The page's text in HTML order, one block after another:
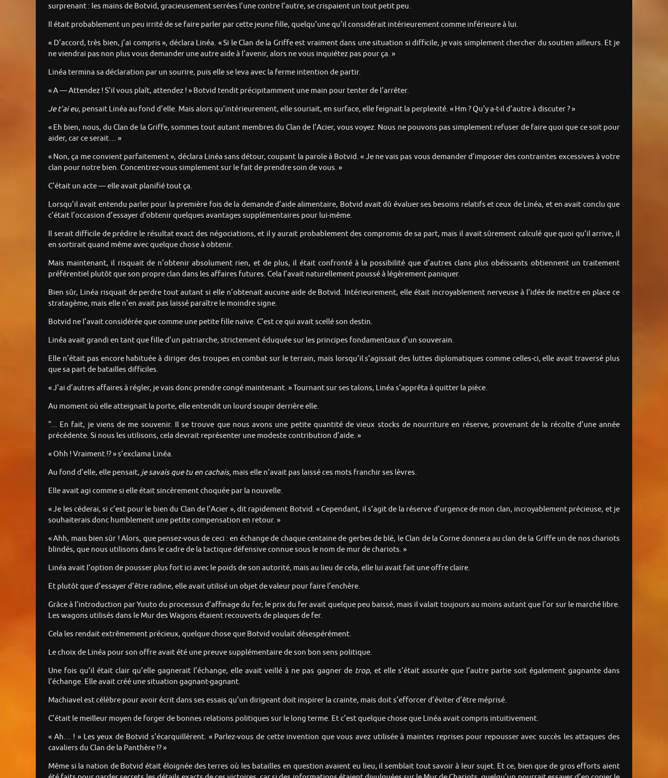
surprenant : les mains de Botvid, gracieusement serrées l’une contre l’autre, se crispaient un tout petit peu.
Il était probablement un peu irrité de se faire parler par cette jeune fille, quelqu’une qu’il considérait intérieurement comme inférieure à lui.
« D’accord, très bien, j’ai compris », déclara Linéa. « Si le Clan de la Griffe est vraiment dans une situation si difficile, je vais simplement chercher du soutien ailleurs. Et je
ne viendrai pas non plus vous demander une autre aide à l’avenir, alors ne vous inquiétez pas pour ça. »
Linéa termina sa déclaration par un sourire, puis elle se leva avec la ferme intention de partir.
« A — Attendez ! S’il vous plaît, attendez ! » Botvid tendit précipitamment une main pour tenter de l’arrêter.
Je t’ai eu, pensait Linéa au fond d’elle. Mais alors qu’intérieurement, elle souriait, en surface, elle feignait la perplexité. « Hm ? Qu’y a-t-il d’autre à discuter ? »
« Eh bien, nous, du Clan de la Griffe, sommes tout autant membres du Clan de l’Acier, vous voyez. Nous ne pouvons pas simplement refuser de faire quoi que ce soit pour
aider, car ce serait… »
« Non, ça me convient parfaitement », déclara Linéa sans détour, coupant la parole à Botvid. « Je ne vais pas vous demander d’imposer des contraintes excessives à votre
clan pour notre bien. Concentrez-vous simplement sur le fait de prendre soin de vous. »
C’était un acte — elle avait planifié tout ça.
Lorsqu’il avait entendu parler pour la première fois de la demande d’aide alimentaire, Botvid avait dû évaluer ses besoins relatifs et ceux de Linéa, et en avait conclu que
c’était l’occasion d’essayer d’obtenir quelques avantages supplémentaires pour lui-même.
Il serait difficile de prédire le résultat exact des négociations, et il y aurait probablement des compromis de sa part, mais il avait sûrement calculé que quoi qu’il arrive, il
en sortirait quand même avec quelque chose à obtenir.
Mais maintenant, il risquait de n’obtenir absolument rien, et de plus, il était confronté à la possibilité que d’autres clans plus obéissants obtiennent un traitement
préférentiel plutôt que son propre clan dans les affaires futures. Cela l’avait naturellement poussé à légèrement paniquer.
Bien sûr, Linéa risquait de perdre tout autant si elle n’obtenait aucune aide de Botvid. Intérieurement, elle était incroyablement nerveuse à l’idée de mettre en place ce
stratagème, mais elle n’en avait pas laissé paraître le moindre signe.
Botvid ne l’avait considérée que comme une petite fille naïve. C’est ce qui avait scellé son destin.
Linéa avait grandi en tant que fille d’un patriarche, strictement éduquée sur les principes fondamentaux d’un souverain.
Elle n’était pas encore habituée à diriger des troupes en combat sur le terrain, mais lorsqu’il s’agissait des luttes diplomatiques comme celles-ci, elle avait traversé plus
que sa part de batailles difficiles.
« J’ai d’autres affaires à régler, je vais donc prendre congé maintenant. » Tournant sur ses talons, Linéa s’apprêta à quitter la pièce.
Au moment où elle atteignait la porte, elle entendit un lourd soupir derrière elle.
"... En fait, je viens de me souvenir. Il se trouve que nous avons une petite quantité de vieux stocks de nourriture en réserve, provenant de la récolte d’une année
précédente. Si nous les utilisons, cela devrait représenter une modeste contribution d’aide. »
« Ohh ! Vraiment !? » s’exclama Linéa.
Au fond d’elle, elle pensait, je savais que tu en cachais, mais elle n’avait pas laissé ces mots franchir ses lèvres.
Elle avait agi comme si elle était sincèrement choquée par la nouvelle.
« Je les céderai, si c’est pour le bien du Clan de l’Acier », dit rapidement Botvid. « Cependant, il s’agit de la réserve d’urgence de mon clan, incroyablement précieuse, et je
souhaiterais donc humblement une petite compensation en retour. »
« Ahh, mais bien sûr ! Alors, que pensez-vous de ceci : en échange de chaque centaine de gerbes de blé, le Clan de la Corne donnera au clan de la Griffe un de nos chariots
blindés, que nous utilisons dans le cadre de la tactique défensive connue sous le nom de mur de chariots. »
Linéa avait l’option de pousser plus fort ici avec le poids de son autorité, mais au lieu de cela, elle lui avait fait une offre claire.
Et plutôt que d’essayer d’être radine, elle avait utilisé un objet de valeur pour faire l’enchère.
Grâce à l’introduction par Yuuto du processus d’affinage du fer, le prix du fer avait quelque peu baissé, mais il valait toujours au moins autant que l’or sur le marché libre.
Les wagons utilisés dans le Mur des Wagons étaient recouverts de plaques de fer.
Cela les rendait extrêmement précieux, quelque chose que Botvid voulait désespérément.
Le choix de Linéa pour son offre avait été une preuve supplémentaire de son bon sens politique.
Une fois qu’il était clair qu’elle gagnerait l’échange, elle avait veillé à ne pas gagner de trop, et elle s’était assurée que l’autre partie soit également gagnante dans
l’échange. Elle avait créé une situation gagnant-gagnant.
Machiavel est célèbre pour avoir écrit dans ses essais qu’un dirigeant doit inspirer la crainte, mais doit s’efforcer d’éviter d’être méprisé.
C’était le meilleur moyen de forger de bonnes relations politiques sur le long terme. Et c’est quelque chose que Linéa avait compris intuitivement.
« Ah… ! » Les yeux de Botvid s’écarquillèrent. « Parlez-vous de cette invention que vous avez utilisée à maintes reprises pour repousser avec succès les attaques des
cavaliers du Clan de la Panthère !? »
Même si la nation de Botvid était éloignée des terres où les batailles en question avaient eu lieu, il semblait tout savoir à leur sujet. Et ce, bien que de gros efforts aient